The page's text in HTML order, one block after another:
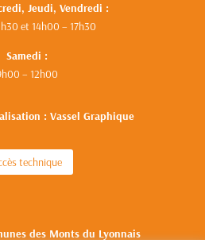
Jeudi, Vendredi :
et 14h00 – 17h30
Samedi :
– 12h00
: Vassel Graphique
technique
des Monts du Lyonnais